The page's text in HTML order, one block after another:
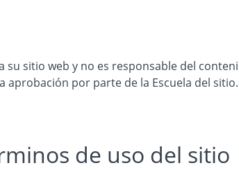
sitio web y no es responsable del
por parte de la Escuela del
de uso del sitio